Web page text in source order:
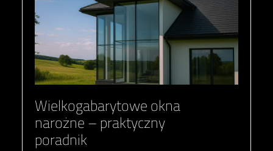
Wielkogabarytowe okna
narożne – praktyczny
poradnik